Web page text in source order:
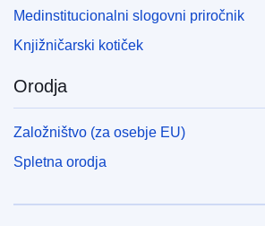
Medinstitucionalni slogovni priročnik
Knjižničarski kotiček
Orodja
Založništvo (za osebje EU)
Spletna orodja